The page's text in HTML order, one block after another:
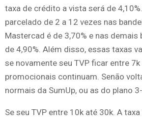
taxa de crédito a vista será de
parcelado de 2 a 12 vezes nas
Mastercad é de 3,70% e nas demais
de 4,90%. Além disso, essas taxas
se novamente seu TVP ficar entre
promocionais continuam. Senão
normais da SumUp, ou as do plano
Se seu TVP entre 10k até 30k. A